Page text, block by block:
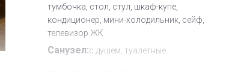
тумбочка, стол, стул, шкаф-купе,
кондиционер, мини-холодильник, сейф,
телевизор ЖК
Санузел:с душем, туалетные